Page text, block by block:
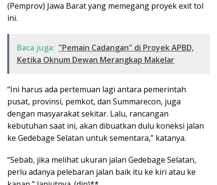
(Pemprov) Jawa Barat yang memegang proyek exit tol
ini.
Baca juga: "Pemain Cadangan" di Proyek APBD,
Ketika Oknum Dewan Merangkap Makelar
“Ini harus ada pertemuan lagi antara pemerintah
pusat, provinsi, pemkot, dan Summarecon, juga
dengan masyarakat sekitar. Lalu, rancangan
kebutuhan saat ini, akan dibuatkan dulu koneksi jalan
ke Gedebage Selatan untuk sementara,” katanya.
“Sebab, jika melihat ukuran jalan Gedebage Selatan,
perlu adanya pelebaran jalan baik itu ke kiri atau ke